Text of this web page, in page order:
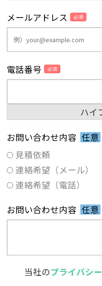
メールアドレス 必須
電話番号 必須
ハイ
お問い合わせ内容 任意
見積依頼
連絡希望（メール）
連絡希望（電話）
お問い合わせ内容 任意
当社のプライバシ